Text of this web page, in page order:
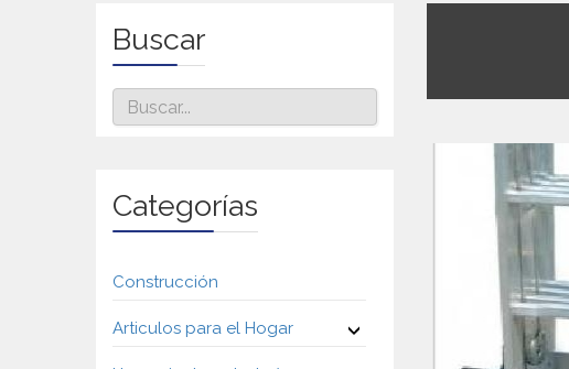
Buscar
Categorías
Construcción
Articulos para el Hogar